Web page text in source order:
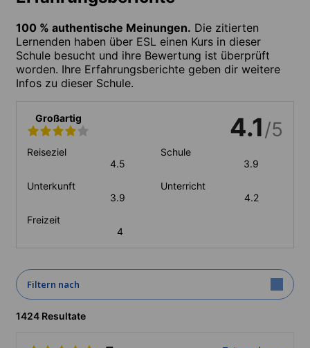
100 % authentische Meinungen. Die zitierten
Lernenden haben über ESL einen Kurs in dieser
Schule besucht und ihre Bewertung ist überprüft
worden. Ihre Erfahrungsberichte geben dir weitere
Infos zu dieser Schule.
Großartig 4.1/5
Reiseziel
4.5
Schule
3.9
Unterkunft
3.9
Unterricht
4.2
Freizeit
4
Filtern nach
1424 Resultate